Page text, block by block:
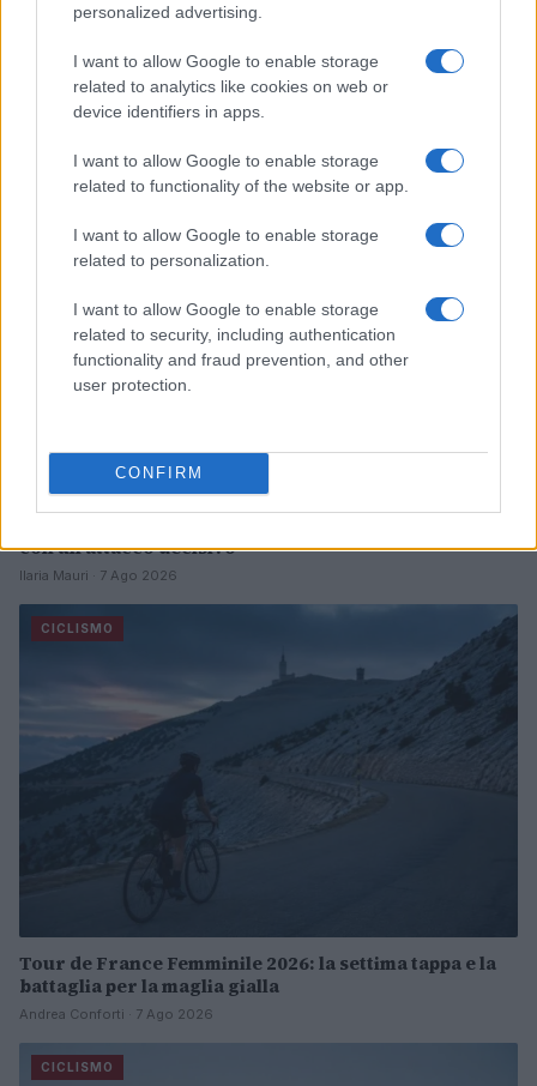
personalized advertising.
I want to allow Google to enable storage
related to analytics like cookies on web or
device identifiers in apps.
I want to allow Google to enable storage
related to functionality of the website or app.
I want to allow Google to enable storage
related to personalization.
I want to allow Google to enable storage
related to security, including authentication
functionality and fraud prevention, and other
user protection.
CONFIRM
Continua a leggere
CICLISMO
con un attacco decisivo
Ilaria Mauri · 7 Ago 2026
CICLISMO
Tour de France Femminile 2026: la settima tappa e la
battaglia per la maglia gialla
Andrea Conforti · 7 Ago 2026
CICLISMO